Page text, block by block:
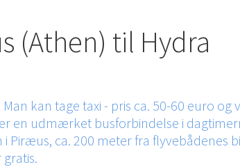
(Athen) til Hydra
kan tage taxi - pris ca. 50-60 euro
en udmærket busforbindelse i
Piræus, ca. 200 meter fra flyvebådenes